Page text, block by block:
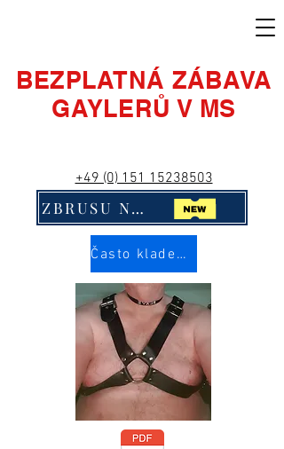
BEZPLATNÁ ZÁBAVA
GAYLERŮ V MS
+49 (0) 151 15238503
ZBRUSU NOVÉ! Klikni na mě!!
Často kladené otázky